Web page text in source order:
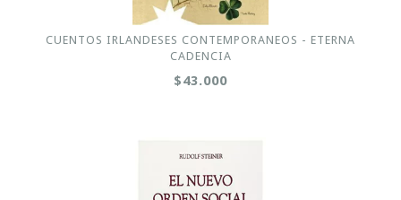
CUENTOS IRLANDESES CONTEMPORANEOS - ETERNA
CADENCIA
$43.000